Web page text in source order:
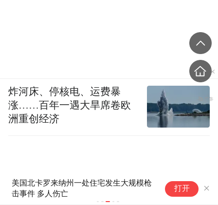
美国北卡罗来纳州一处住宅发生大规模枪
击事件 多人伤亡
俄无人机厂
打开
炸河床、停核电、运费暴
涨……百年一遇大旱席卷欧
洲重创经济